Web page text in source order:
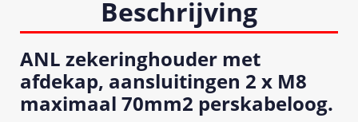
Beschrijving
ANL zekeringhouder met
afdekap, aansluitingen 2 x M8
maximaal 70mm2 perskabeloog.